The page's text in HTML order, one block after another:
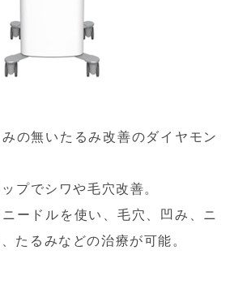
の無いたるみ改善のダイヤモン
プでシワや毛穴改善。
ードルを使い、毛穴、凹み、ニ
たるみなどの治療が可能。